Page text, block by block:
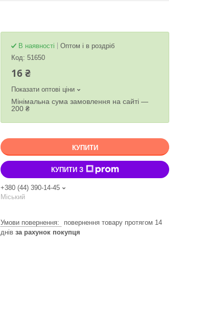
В наявності
Оптом і в роздріб
Код: 51650
16 ₴
Показати оптові ціни
Мінімальна сума замовлення на сайті —
200 ₴
КУПИТИ
КУПИТИ З
+380 (44) 390-14-45
Міський
повернення товару протягом 14
днів за рахунок покупця